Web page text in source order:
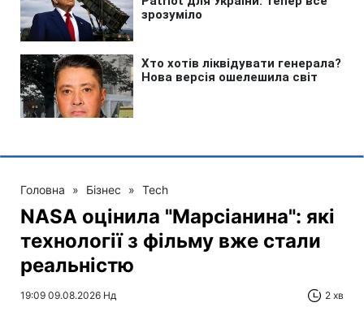
Головна » Бізнес » Tech
NASA оцінила "Марсіанина": які
технології з фільму вже стали
реальністю
19:09 09.08.2026 Нд 2 хв